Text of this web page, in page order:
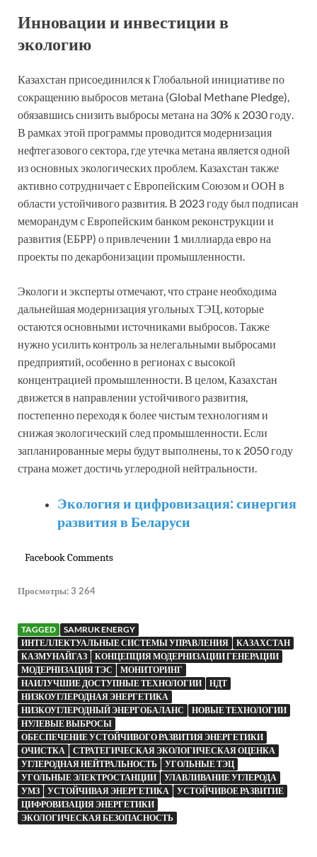
Инновации и инвестиции в
экологию
Казахстан присоединился к Глобальной инициативе по
сокращению выбросов метана (Global Methane Pledge),
обязавшись снизить выбросы метана на 30% к 2030 году.
В рамках этой программы проводится модернизация
нефтегазового сектора, где утечка метана является одной
из основных экологических проблем. Казахстан также
активно сотрудничает с Европейским Союзом и ООН в
области устойчивого развития. В 2023 году был подписан
меморандум с Европейским банком реконструкции и
развития (ЕБРР) о привлечении 1 миллиарда евро на
проекты по декарбонизации промышленности.
Экологи и эксперты отмечают, что стране необходима
дальнейшая модернизация угольных ТЭЦ, которые
остаются основными источниками выбросов. Также
нужно усилить контроль за нелегальными выбросами
предприятий, особенно в регионах с высокой
концентрацией промышленности. В целом, Казахстан
движется в направлении устойчивого развития,
постепенно переходя к более чистым технологиям и
снижая экологический след промышленности. Если
запланированные меры будут выполнены, то к 2050 году
страна может достичь углеродной нейтральности.
Экология и цифровизация: синергия
развития в Беларуси
Facebook Comments
Просмотры:3 264
TAGGED
SAMRUK ENERGY
ИНТЕЛЛЕКТУАЛЬНЫЕ СИСТЕМЫ УПРАВЛЕНИЯ
КАЗАХСТАН
КАЗМУНАЙГАЗ
КОНЦЕПЦИЯ МОДЕРНИЗАЦИИ ГЕНЕРАЦИИ
МОДЕРНИЗАЦИЯ ТЭС
МОНИТОРИНГ
НАИЛУЧШИЕ ДОСТУПНЫЕ ТЕХНОЛОГИИ
НДТ
НИЗКОУГЛЕРОДНАЯ ЭНЕРГЕТИКА
НИЗКОУГЛЕРОДНЫЙ ЭНЕРГОБАЛАНС
НОВЫЕ ТЕХНОЛОГИИ
НУЛЕВЫЕ ВЫБРОСЫ
ОБЕСПЕЧЕНИЕ УСТОЙЧИВОГО РАЗВИТИЯ ЭНЕРГЕТИКИ
ОЧИСТКА
СТРАТЕГИЧЕСКАЯ ЭКОЛОГИЧЕСКАЯ ОЦЕНКА
УГЛЕРОДНАЯ НЕЙТРАЛЬНОСТЬ
УГОЛЬНЫЕ ТЭЦ
УГОЛЬНЫЕ ЭЛЕКТРОСТАНЦИИ
УЛАВЛИВАНИЕ УГЛЕРОДА
УМЗ
УСТОЙЧИВАЯ ЭНЕРГЕТИКА
УСТОЙЧИВОЕ РАЗВИТИЕ
ЦИФРОВИЗАЦИЯ ЭНЕРГЕТИКИ
ЭКОЛОГИЧЕСКАЯ БЕЗОПАСНОСТЬ